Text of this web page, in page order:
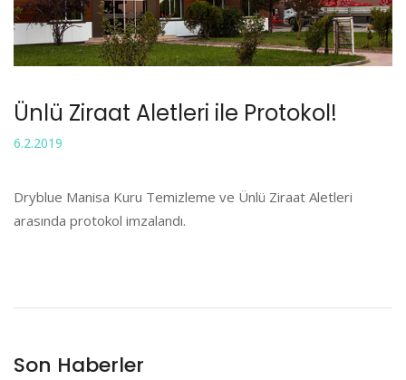
Ünlü Ziraat Aletleri ile Protokol!
6.2.2019
Dryblue Manisa Kuru Temizleme ve Ünlü Ziraat Aletleri
arasında protokol imzalandı.
Son Haberler